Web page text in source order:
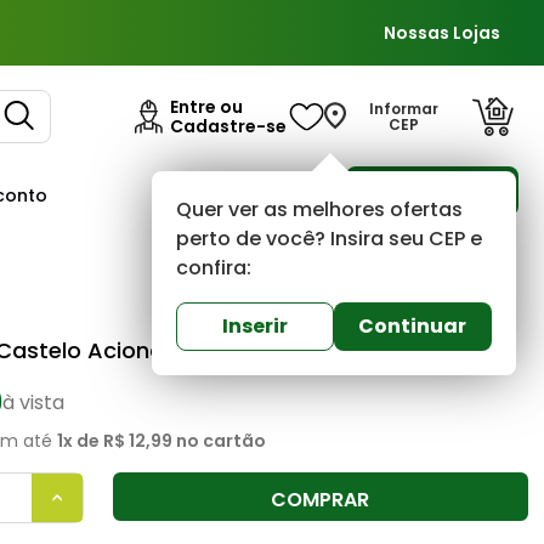
Nossas Lojas
Entre ou
Cadastre-se
Informar
CEP
Quer ver as melhores ofertas
perto de você? Insira seu CEP e
confira:
Inserir Continuar
Astra 0 (0)
Acionamento Caixa Acoplada Astra
à vista
até 1x de R$ 12,99 no cartão
COMPRAR